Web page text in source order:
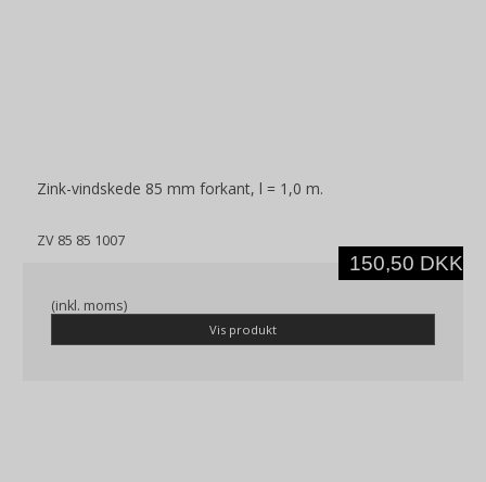
Zink-vindskede 85 mm forkant, l = 1,0 m.
ZV 85 85 1007
150,50 DKK
(inkl. moms)
Vis produkt